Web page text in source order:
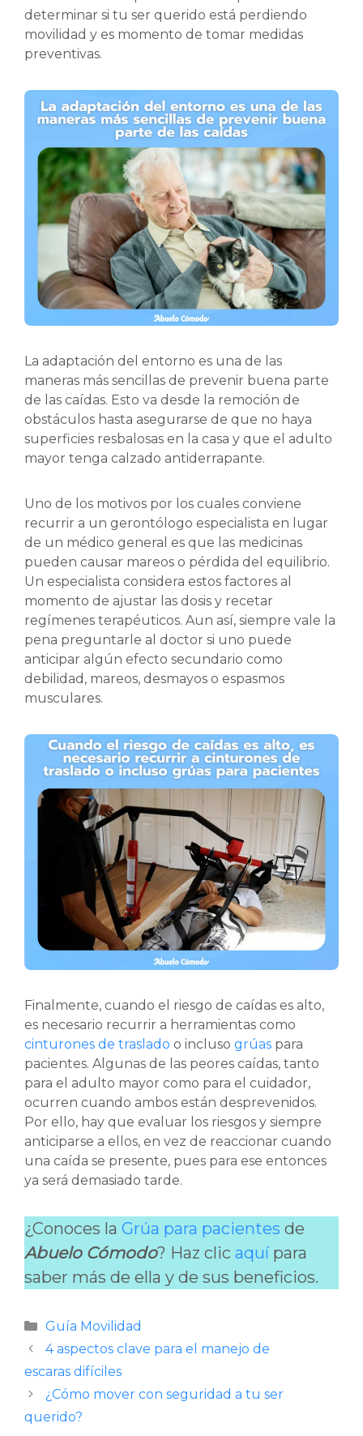
determinar si tu ser querido está perdiendo
movilidad y es momento de tomar medidas
preventivas.
La adaptación del entorno es una de las
maneras más sencillas de prevenir buena parte
de las caídas. Esto va desde la remoción de
obstáculos hasta asegurarse de que no haya
superficies resbalosas en la casa y que el adulto
mayor tenga calzado antiderrapante.
Uno de los motivos por los cuales conviene
recurrir a un gerontólogo especialista en lugar
de un médico general es que las medicinas
pueden causar mareos o pérdida del equilibrio.
Un especialista considera estos factores al
momento de ajustar las dosis y recetar
regímenes terapéuticos. Aun así, siempre vale la
pena preguntarle al doctor si uno puede
anticipar algún efecto secundario como
debilidad, mareos, desmayos o espasmos
musculares.
Finalmente, cuando el riesgo de caídas es alto,
es necesario recurrir a herramientas como
cinturones de traslado o incluso grúas para
pacientes. Algunas de las peores caídas, tanto
para el adulto mayor como para el cuidador,
ocurren cuando ambos están desprevenidos.
Por ello, hay que evaluar los riesgos y siempre
anticiparse a ellos, en vez de reaccionar cuando
una caída se presente, pues para ese entonces
ya será demasiado tarde.
¿Conoces la Grúa para pacientes de
Abuelo Cómodo? Haz clic aquípara
saber más de ella y de sus beneficios.
Categorías
Guía Movilidad
4 aspectos clave para el manejo de
escaras difíciles
¿Cómo mover con seguridad a tu ser
querido?